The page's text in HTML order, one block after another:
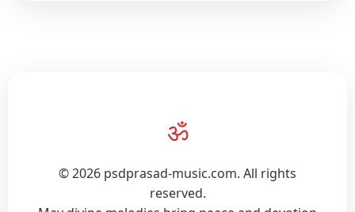
ॐ
© 2026 psdprasad-music.com. All rights
reserved.